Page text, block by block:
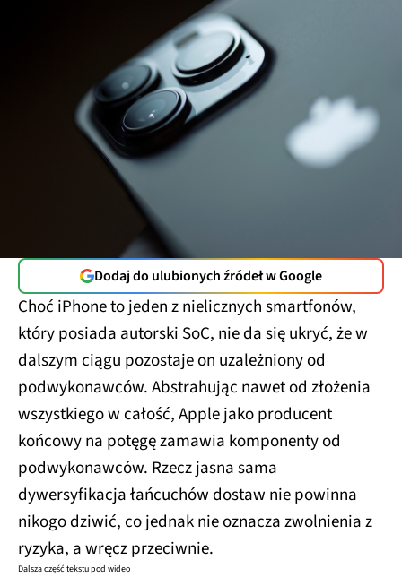
Dodaj do ulubionych źródeł w Google
Choć iPhone to jeden z nielicznych smartfonów,
który posiada autorski SoC, nie da się ukryć, że w
dalszym ciągu pozostaje on uzależniony od
podwykonawców. Abstrahując nawet od złożenia
wszystkiego w całość, Apple jako producent
końcowy na potęgę zamawia komponenty od
podwykonawców. Rzecz jasna sama
dywersyfikacja łańcuchów dostaw nie powinna
nikogo dziwić, co jednak nie oznacza zwolnienia z
ryzyka, a wręcz przeciwnie.
Dalsza część tekstu pod wideo